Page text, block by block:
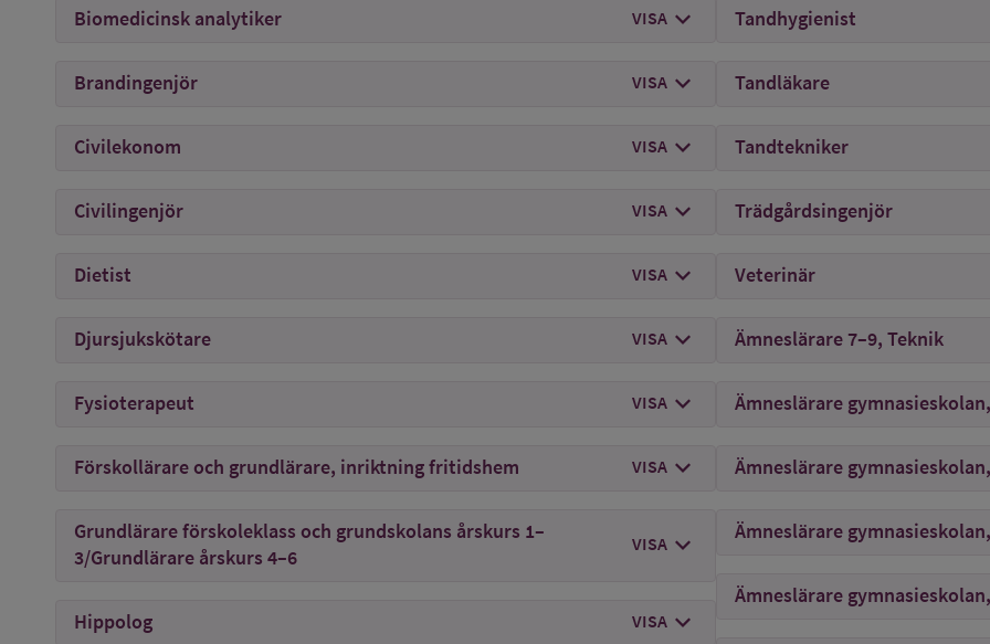
Biomedicinsk analytiker VISA mer om Biomedicinsk analytiker
chevron_right
Brandingenjör VISA mer om Brandingenjör
chevron_right
Civilekonom VISA mer om Civilekonom
chevron_right
Civilingenjör VISA mer om Civilingenjör
chevron_right
Dietist VISA mer om Dietist
chevron_right
Djursjukskötare VISA mer om Djursjukskötare
chevron_right
Fysioterapeut VISA mer om Fysioterapeut
chevron_right
Förskollärare och grundlärare, inriktning fritidshem VISA mer om Förskollärare och grundlärare,
chevron_right
Grundlärare förskoleklass och grundskolans årskurs 1–
3/Grundlärare årskurs 4–6
VISA mer om Grundlärare förskoleklass och
chevron_right
Hippolog VISA mer om
chevron_right
Tandhygienist
Tandläkare
Tandtekniker
Trädgårdsingenjör
Veterinär
Ämneslärare 7–9, Teknik
Ämneslärare
Ämneslärare
Ämneslärare
Ämneslärare